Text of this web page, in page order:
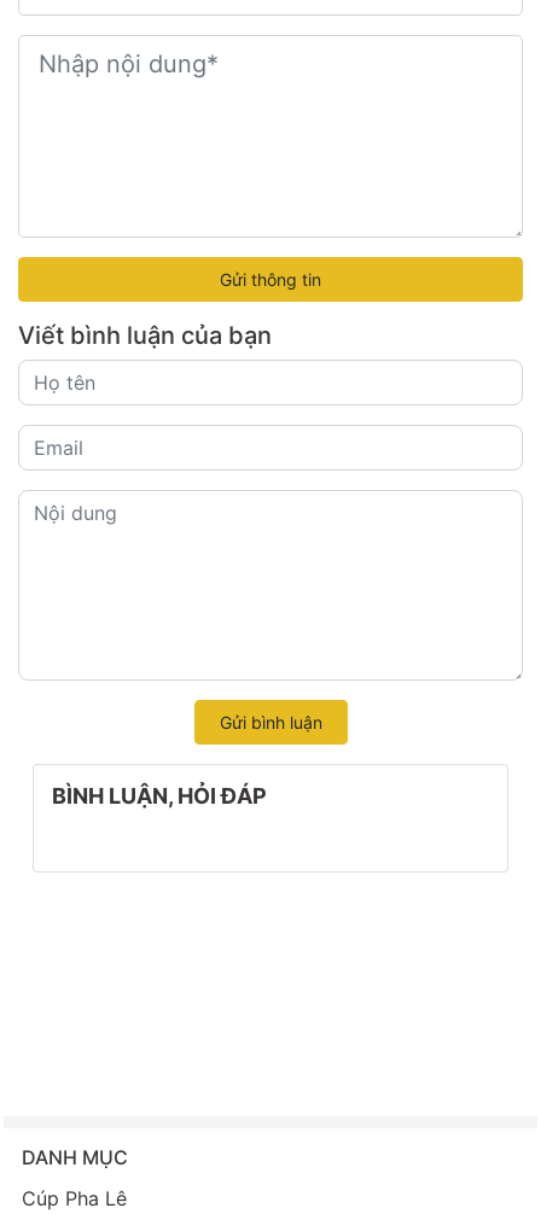
Gửi thông tin
Viết bình luận của bạn
Gửi bình luận
BÌNH LUẬN, HỎI ĐÁP
DANH MỤC
Cúp Pha Lê